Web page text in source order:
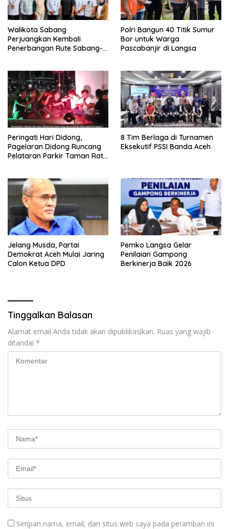
Walikota Sabang
Perjuangkan Kembali
Penerbangan Rute Sabang-
Polri Bangun 40 Titik Sumur
Bor untuk Warga
Pascabanjir di Langsa
Peringati Hari Didong,
Pagelaran Didong Runcang
Pelataran Parkir Taman Ratu
8 Tim Berlaga di Turnamen
Eksekutif PSSI Banda Aceh
Jelang Musda, Partai
Demokrat Aceh Mulai Jaring
Calon Ketua DPD
Pemko Langsa Gelar
Penilaian Gampong
Berkinerja Baik 2026
Tinggalkan Balasan
Alamat email Anda tidak akan dipublikasikan. Ruas yang wajib
ditandai *
Simpan nama, email, dan situs web saya pada peramban ini